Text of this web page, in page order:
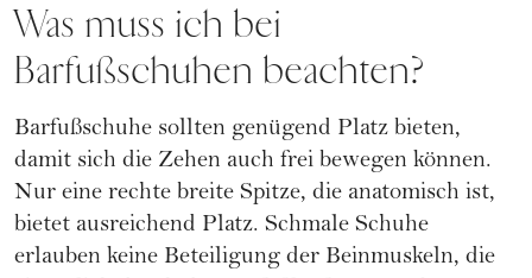
Was muss ich bei
Barfußschuhen beachten?
Barfußschuhe sollten genügend Platz bieten,
damit sich die Zehen auch frei bewegen können.
Nur eine rechte breite Spitze, die anatomisch ist,
bietet ausreichend Platz. Schmale Schuhe
erlauben keine Beteiligung der Beinmuskeln, die